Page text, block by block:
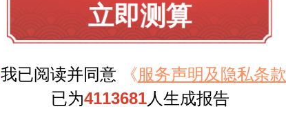
立即测算
我已阅读并同意 《服务声明及隐私条款
已为4113681人生成报告